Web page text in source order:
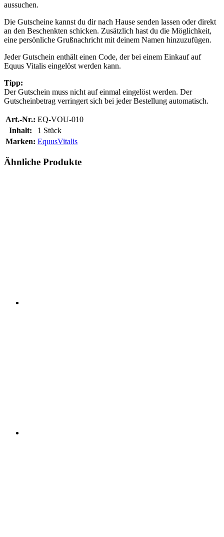
aussuchen.
Die Gutscheine kannst du dir nach Hause senden lassen oder direkt
an den Beschenkten schicken. Zusätzlich hast du die Möglichkeit,
eine persönliche Grußnachricht mit deinem Namen hinzuzufügen.
Jeder Gutschein enthält einen Code, der bei einem Einkauf auf
Equus Vitalis eingelöst werden kann.
Tipp:
Der Gutschein muss nicht auf einmal eingelöst werden. Der
Gutscheinbetrag verringert sich bei jeder Bestellung automatisch.
Art.-Nr.: EQ-VOU-010
Inhalt:
1 Stück
Marken: EquusVitalis
Ähnliche Produkte